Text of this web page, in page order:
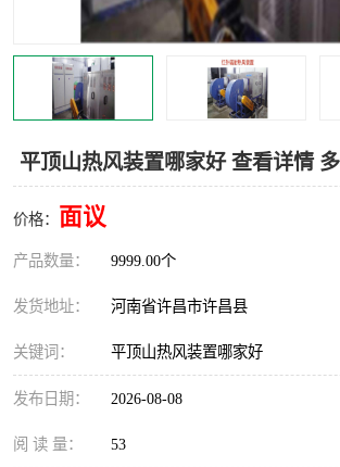
平顶山热风装置哪家好 查看详情
价格： 面议
产品数量： 9999.00个
发货地址： 河南省许昌市许昌县
关键词： 平顶山热风装置哪家好
发布日期： 2026-08-08
阅 读 量： 53
红外辐射表面材料 定波长
快速红外辐射聚焦炉 烤箱烘箱